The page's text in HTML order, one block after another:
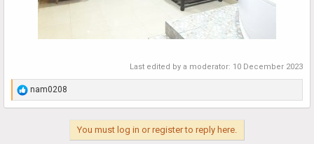
Last edited by a moderator: 10 December 2023
R
e
a
nam0208
You must log in or register to reply here.